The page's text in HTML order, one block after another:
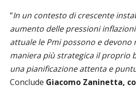
“In un contesto di crescente
aumento delle pressioni
attuale le Pmi possono e devono
maniera più strategica il proprio
una pianificazione attenta e
Conclude Giacomo Zaninetta,